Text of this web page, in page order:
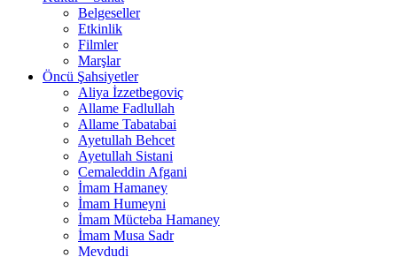
Belgeseller
Etkinlik
Filmler
Marşlar
Öncü Şahsiyetler
Aliya İzzetbegoviç
Allame Fadlullah
Allame Tabatabai
Ayetullah Behcet
Ayetullah Sistani
Cemaleddin Afgani
İmam Hamaney
İmam Humeyni
İmam Mücteba Hamaney
İmam Musa Sadr
Mevdudi